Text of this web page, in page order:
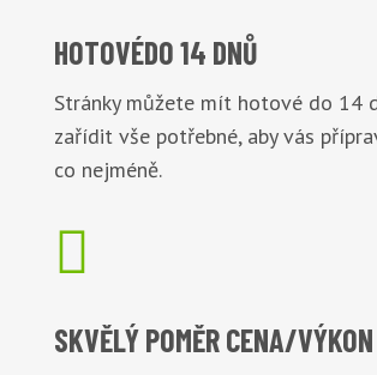
HOTOVÉDO 14 DNŮ
Stránky můžete mít hotové do 14
zařídit vše potřebné, aby vás
co nejméně.

SKVĚLÝ POMĚRCENA/VÝKON